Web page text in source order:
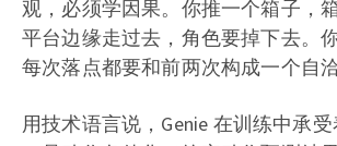
观，必须学因果。你推一个箱子，
平台边缘走过去，角色要掉下去。
每次落点都要和前两次构成一个自
用技术语言说，Genie 在训练中承受